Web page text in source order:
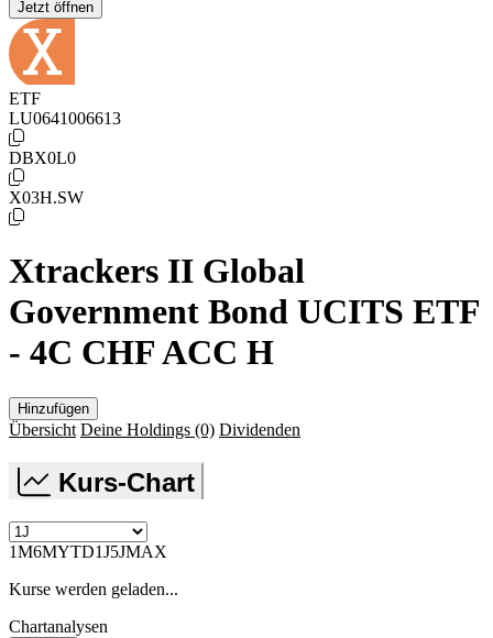
Jetzt öffnen
ETF
LU0641006613
DBX0L0
X03H.SW
Xtrackers II Global
Government Bond UCITS ETF
- 4C CHF ACC H
Hinzufügen
Übersicht Deine Holdings (0) Dividenden
Kurs-Chart
1M6MYTD1J5JMAX
Kurse werden geladen...
Chartanalysen